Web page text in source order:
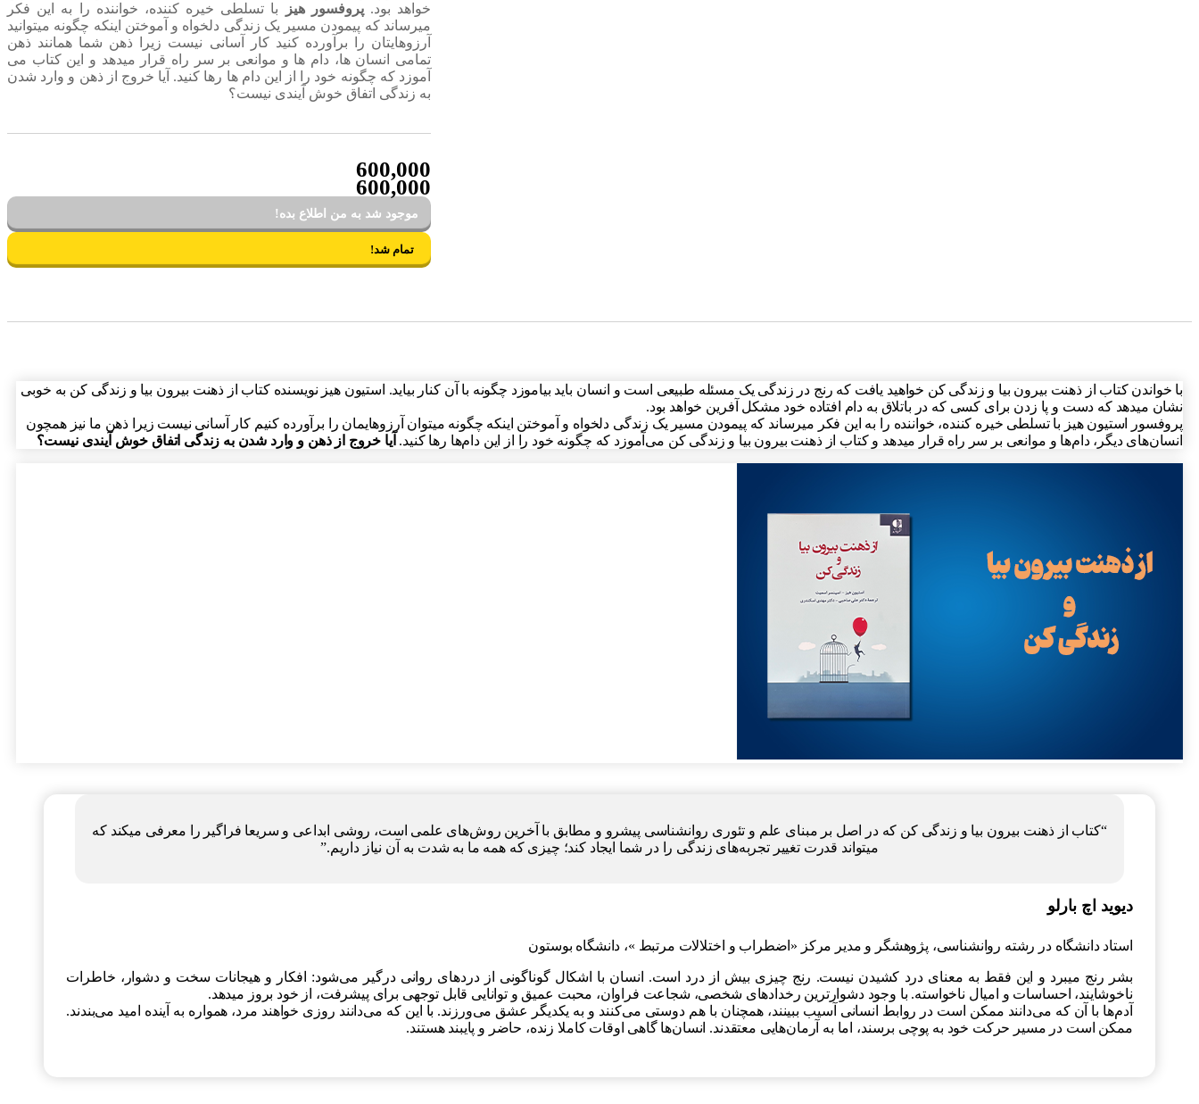
خواهد بود.پروفسور هیز
با تسلطی خیره کننده، خواننده را به این فکر
میرساند که پیمودن مسیر یک زندگی دلخواه و آموختن اینکه چگونه میتوانید
آرزوهایتان را برآورده کنید کار آسانی نیست زیرا ذهن شما همانند ذهن
تمامی انسان ها، دام ها و موانعی بر سر راه قرار میدهد و این کتاب می
آموزد که چگونه خود را از این دام ها رها کنید. آیا خروج از ذهن و وارد شدن
به زندگی اتفاق خوش آیندی نیست؟
600,000
600,000
موجود شد به من اطلاع بده!
تمام شد!
با خواندن کتاب از ذهنت بیرون بیا و زندگی کن خواهید یافت که رنج در زندگی یک مسئله طبیعی است و انسان باید بیاموزد چگونه با آن کنار بیاید. استیون هیز نویسنده کتاب از ذهنت بیرون بیا و زندگی کن به خوبی
نشان میدهد که دست و پا زدن برای کسی که در باتلاق به دام افتاده خود مشکل آفرین خواهد بود.
پروفسور استیون هیز با تسلطی خیره کننده، خواننده را به این فکر میرساند که پیمودن مسیر یک زندگی دلخواه و آموختن اینکه چگونه میتوان آرزوهایمان را برآورده کنیم کار آسانی نیست زیرا ذهن ما نیز همچون
انسان‌های دیگر، دام‌ها و موانعی بر سر راه قرار میدهد و کتاب از ذهنت بیرون بیا و زندگی کن می‌آموزد که چگونه خود را از این دام‌ها رها کنید. آیا خروج از ذهن و وارد شدن به زندگی اتفاق خوش آیندی نیست؟
“کتاب از ذهنت بیرون بیا و زندگی کن که در اصل بر مبنای علم و تئوری روانشناسی پیشرو و مطابق با آخرین روش‌های علمی است، روشی ابداعی و سریعا فراگیر را معرفی میکند که
میتواند قدرت تغییر تجربه‌های زندگی را در شما ایجاد کند؛ چیزی که همه ما به شدت به آن نیاز داریم.”
دیوید اچ بارلو
استاد دانشگاه در رشته روانشناسی، پژوهشگر و مدیر مرکز «اضطراب و اختلالات مرتبط »، دانشگاه بوستون
بشر رنج میبرد و این فقط به معنای درد کشیدن نیست. رنج چیزی بیش از درد است. انسان با اشکال گوناگونی از دردهای روانی درگیر می‌شود: افکار و هیجانات سخت و دشوار، خاطرات
ناخوشایند، احساسات و امیال ناخواسته. با وجود دشوارترین رخدادهای شخصی، شجاعت فراوان، محبت عمیق و توانایی قابل توجهی برای پیشرفت، از خود بروز میدهد.
آدم‌ها با آن که می‌دانند ممکن است در روابط انسانی آسیب ببینند، همچنان با هم دوستی می‌کنند و به یکدیگر عشق می‌ورزند. با این که می‌دانند روزی خواهند مرد، همواره به آینده امید می‌بندند.
ممکن است در مسیر حرکت خود به پوچی برسند، اما به آرمان‌هایی معتقدند. انسان‌ها گاهی اوقات کاملا زنده، حاضر و پایبند هستند.